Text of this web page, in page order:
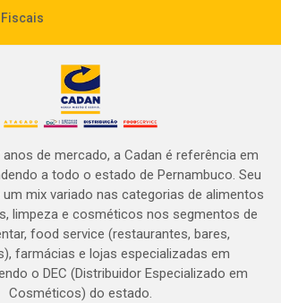
de mercado, a Cadan é referência em
a todo o estado de Pernambuco. Seu
mix variado nas categorias de alimentos
limpeza e cosméticos nos segmentos de
food service (restaurantes, bares,
farmácias e lojas especializadas em
o DEC (Distribuidor Especializado em
Cosméticos) do estado.